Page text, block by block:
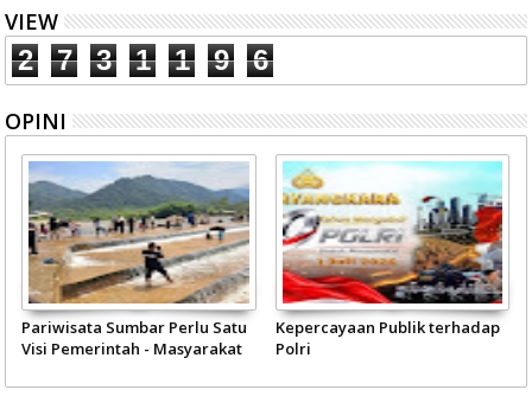
VIEW
2 7 3 1 1 9 6
OPINI
Pariwisata Sumbar Perlu Satu
Visi Pemerintah - Masyarakat
Kepercayaan Publik terhadap
Polri